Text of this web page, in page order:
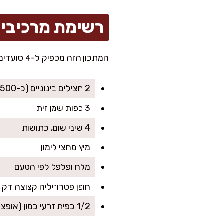
רשימת
המתכון הזה מספיק ל-4 סועדים, כתוספת מושלמת לצד כל ארוחה.
2 חצילים בינוניים (כ-500 גרם כל אחד)
3 כפות שמן זית
4 שיני שום, כתושות
מיץ מחצי לימון
מלח ופלפל לפי הטעם
חופן פטרוזיליה קצוצה דק
1/2 כפית זרעי כמון (אופציונלי)